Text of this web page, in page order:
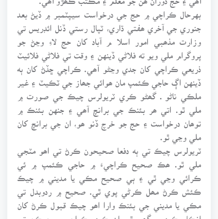
بهرحال ڪراچي ۾ حج جي درخواست سيپٽمبر ۾ ڏيڻ بعد
جنوري جي آخري ھفتي ڌاري، ٽپال رستي ڏنل ائڊريس تي
وزارت مذھبي امور اسلا م آباد کان حج لاءِ وڃڻ جو
پروگرام ملي ويو ته فلاڻي ڏينهن ۽ وقت تي فلاڻي فلائيٽ
ذريعي ڪراچي کان جدي وڃڻو آھي. ڪراچي ڇڏڻ کان ٻه
ڏينهن اڳ حاجي ڪئمپ مان ھوائي جھاز جي ٽڪيٽ ۽ غير
ملڪي ناڻو ـ گھڻو ڪري ٽريولرس چيڪ جي صورت ۾
ملي ٿو. اتي ھر بئنڪ جي برانچ آھي ۽ جنهن بئنڪ ۾
توھان درخواست ۽ حج جو خرچ ڏنو ھو، ان جي برانچ کان
ملي وڃي ٿو.
ٽريولرس چيڪ تي ٻه دفعا صحيحون ڪرڻ تي اھو مٽجي
ملي ٿو. ھڪ صحيح ڪراچيءَ ۾ حاجي ڪئمپ ۾ ئي
ڪرائي وڃي ٿي ۽ ٻي صحيح مڪي يا مديني ۾ چيڪ
ڪئش ڪرڻ مھل ڪرڻي پوي ٿي. صحيح ۾ ردوبدل تي
مڪي يا مديني جي بئنڪ وارا اھو چيڪ قبول ڪرڻ کان
انڪار ڪري سگھي ٿو. ان ڪري ڪراچي ۾ چيڪن تي